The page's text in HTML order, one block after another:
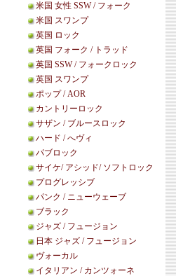
米国 女性 SSW / フォーク
米国 スワンプ
英国 ロック
英国 フォーク / トラッド
英国 SSW / フォークロック
英国 スワンプ
ポップ / AOR
カントリーロック
サザン / ブルースロック
ハード / へヴィ
パブロック
サイケ/ アシッド/ ソフトロック
プログレッシブ
パンク / ニューウェーブ
ブラック
ジャズ / フュージョン
日本 ジャズ / フュージョン
ヴォーカル
イタリアン / カンツォーネ